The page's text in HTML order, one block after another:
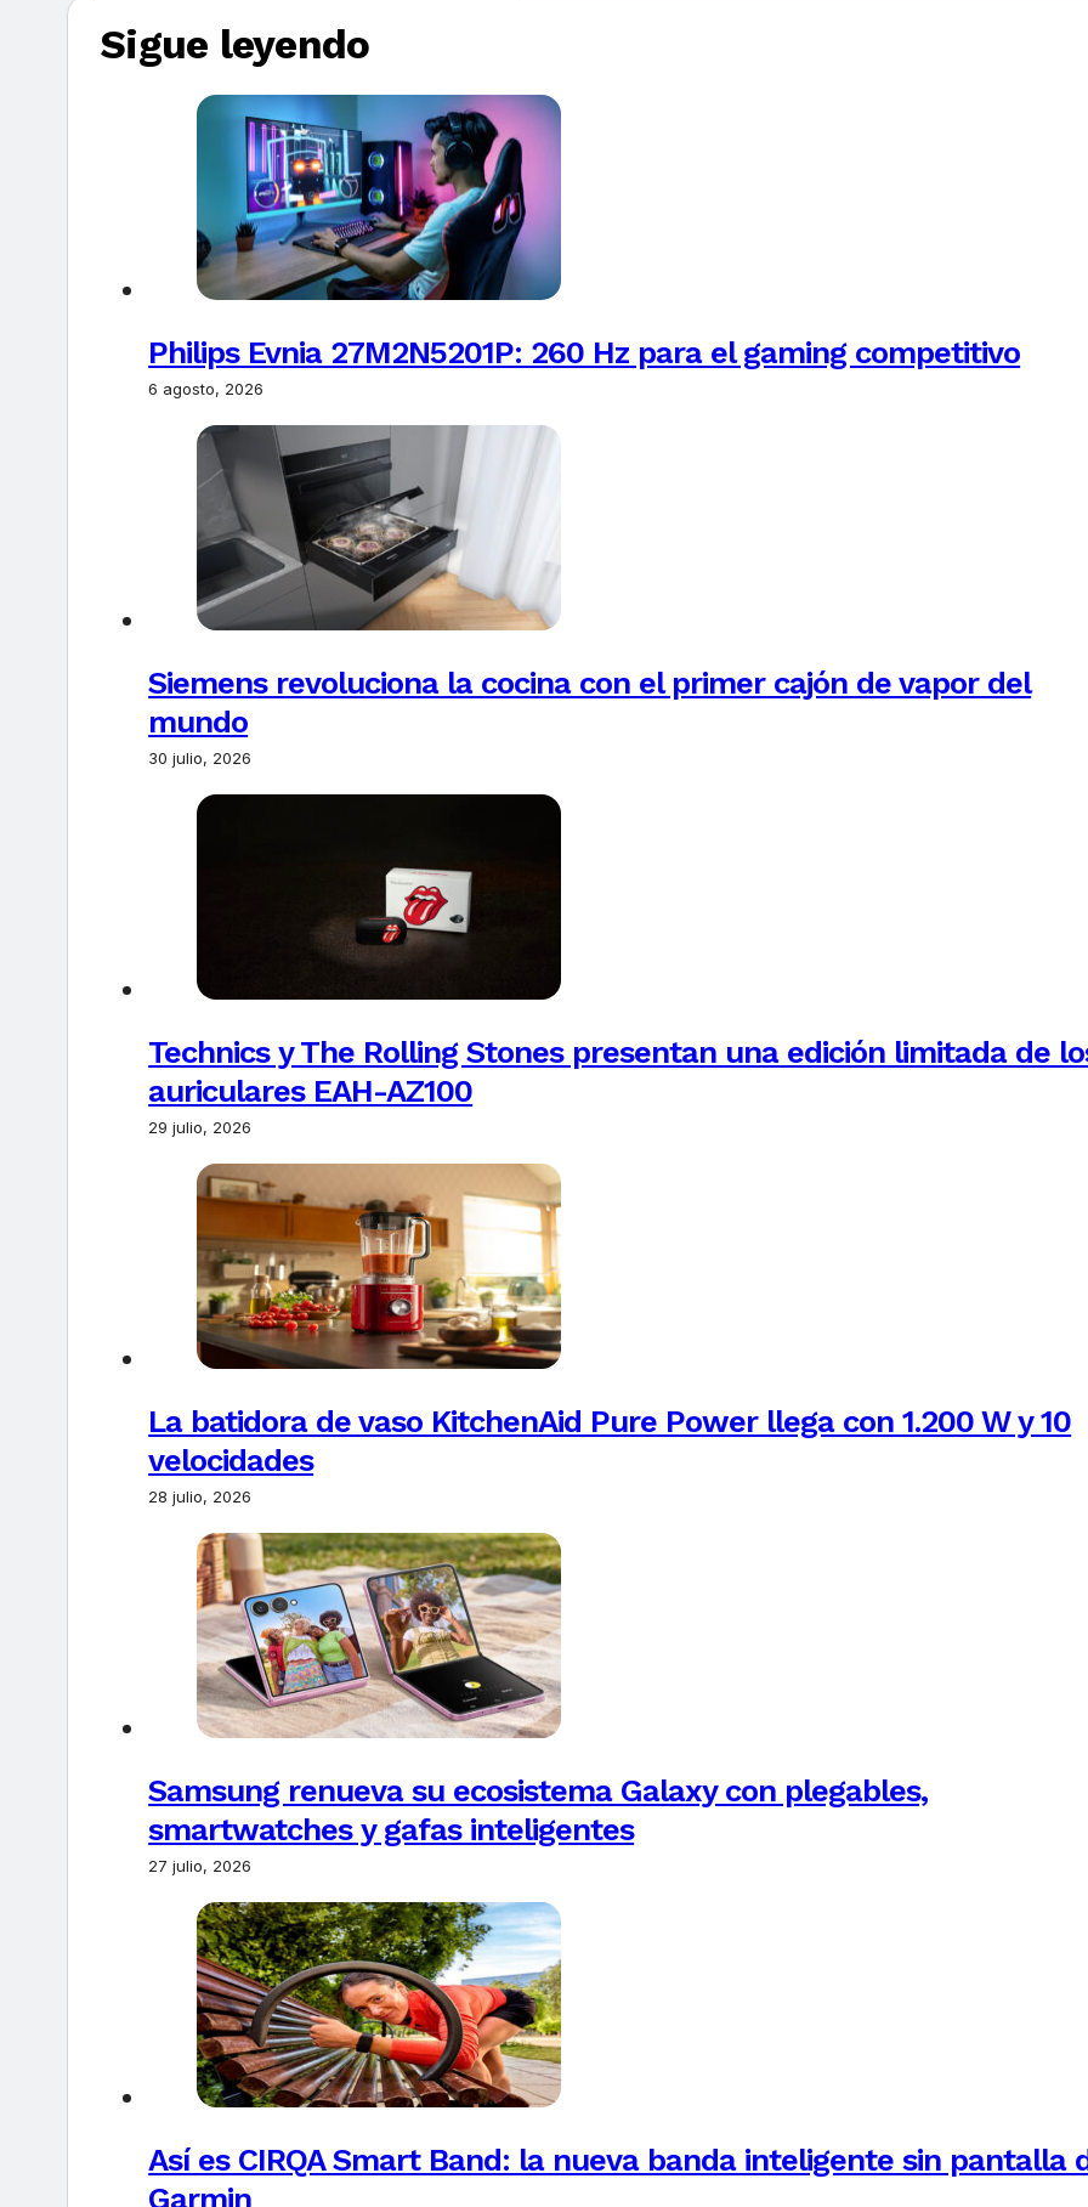
Sigue leyendo
Philips Evnia 27M2N5201P: 260 Hz para el gaming competitivo
6 agosto, 2026
Siemens revoluciona la cocina con el primer cajón de vapor del
mundo
30 julio, 2026
Technics y The Rolling Stones presentan una edición limitada de
auriculares EAH-AZ100
29 julio, 2026
La batidora de vaso KitchenAid Pure Power llega con 1.200 W y 10
velocidades
28 julio, 2026
Samsung renueva su ecosistema Galaxy con plegables,
smartwatches y gafas inteligentes
27 julio, 2026
Así es CIRQA Smart Band: la nueva banda inteligente sin pantalla
Garmin